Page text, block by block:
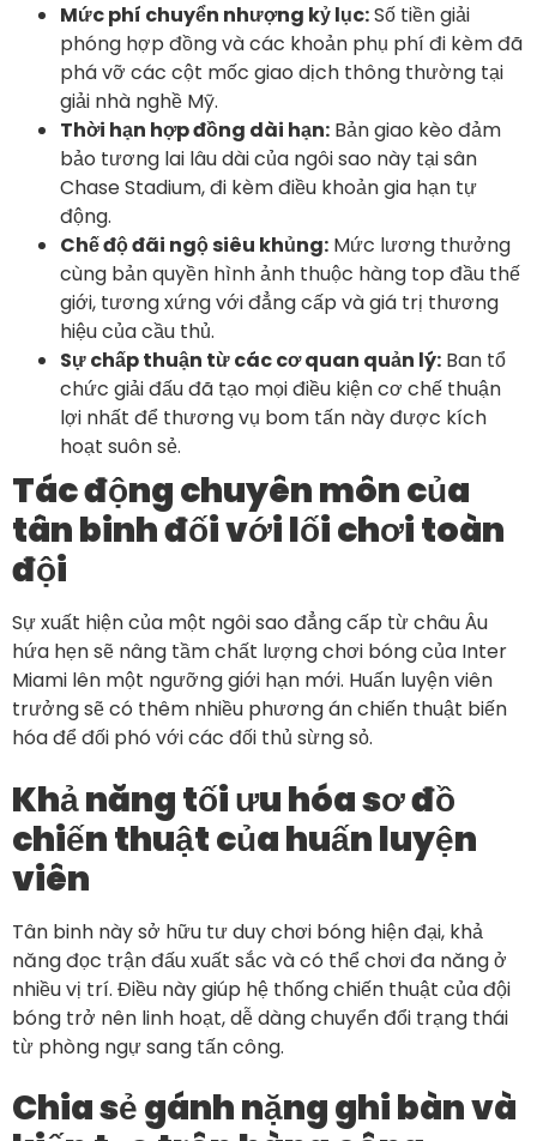
Mức phí chuyển nhượng kỷ lục:Số tiền giải
phóng hợp đồng và các khoản phụ phí đi kèm đã
phá vỡ các cột mốc giao dịch thông thường tại
giải nhà nghề Mỹ.
Thời hạn hợp đồng dài hạn: Bản giao kèo đảm
bảo tương lai lâu dài của ngôi sao này tại sân
Chase Stadium, đi kèm điều khoản gia hạn tự
động.
Chế độ đãi ngộ siêu khủng: Mức lương thưởng
cùng bản quyền hình ảnh thuộc hàng top đầu thế
giới, tương xứng với đẳng cấp và giá trị thương
hiệu của cầu thủ.
Sự chấp thuận từ các cơ quan quản lý: Ban tổ
chức giải đấu đã tạo mọi điều kiện cơ chế thuận
lợi nhất để thương vụ bom tấn này được kích
hoạt suôn sẻ.
Tác động chuyên môn của
tân binh đối với lối chơi toàn
đội
Sự xuất hiện của một ngôi sao đẳng cấp từ châu Âu
hứa hẹn sẽ nâng tầm chất lượng chơi bóng của Inter
Miami lên một ngưỡng giới hạn mới. Huấn luyện viên
trưởng sẽ có thêm nhiều phương án chiến thuật biến
hóa để đối phó với các đối thủ sừng sỏ.
Khả năng tối ưu hóa sơ đồ
chiến thuật của huấn luyện
viên
Tân binh này sở hữu tư duy chơi bóng hiện đại, khả
năng đọc trận đấu xuất sắc và có thể chơi đa năng ở
nhiều vị trí. Điều này giúp hệ thống chiến thuật của đội
bóng trở nên linh hoạt, dễ dàng chuyển đổi trạng thái
từ phòng ngự sang tấn công.
Chia sẻ gánh nặng ghi bàn và